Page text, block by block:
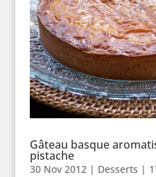
Gâteau basque
pistache
30 Nov 2012| Desserts |